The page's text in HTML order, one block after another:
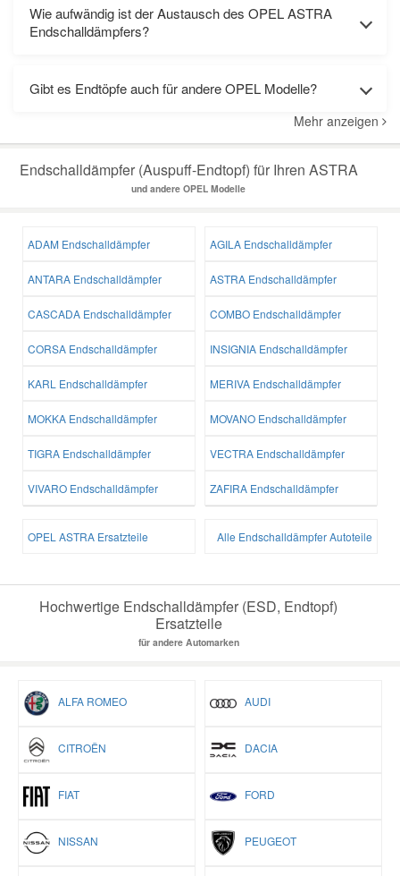
Wie aufwändig ist der Austausch des OPEL ASTRA
Endschalldämpfers?
Gibt es Endtöpfe auch für andere OPEL Modelle?
Mehr anzeigen
Endschalldämpfer (Auspuff-Endtopf) für Ihren ASTRA
und andere OPEL Modelle
ADAM Endschalldämpfer AGILA Endschalldämpfer
ANTARA Endschalldämpfer ASTRA Endschalldämpfer
CASCADA Endschalldämpfer COMBO Endschalldämpfer
CORSA Endschalldämpfer INSIGNIA Endschalldämpfer
KARL Endschalldämpfer MERIVA Endschalldämpfer
MOKKA Endschalldämpfer MOVANO Endschalldämpfer
TIGRA Endschalldämpfer VECTRA Endschalldämpfer
VIVARO Endschalldämpfer ZAFIRA Endschalldämpfer
OPEL ASTRA Ersatzteile Alle Endschalldämpfer Autoteile
Hochwertige Endschalldämpfer (ESD, Endtopf)
Ersatzteile
für andere Automarken
ALFA ROMEO AUDI
CITROËN DACIA
FIAT FORD
NISSAN PEUGEOT